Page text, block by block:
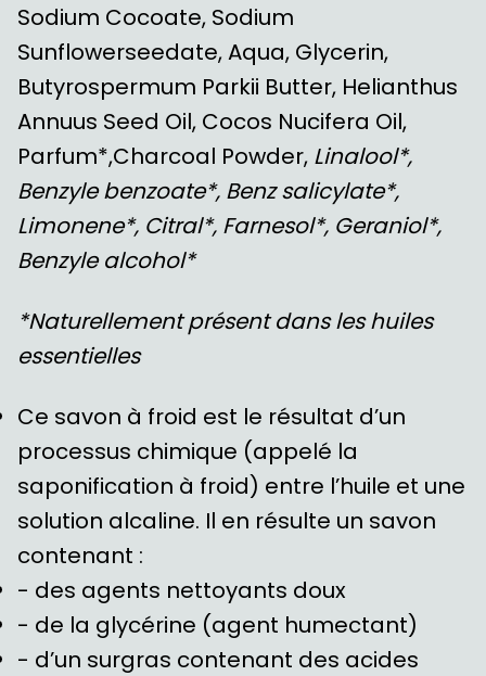
Sodium Cocoate, Sodium
Sunflowerseedate, Aqua, Glycerin,
Butyrospermum Parkii Butter, Helianthus
Annuus Seed Oil, Cocos Nucifera Oil,
Parfum*,Charcoal Powder, Linalool*,
Benzyle benzoate*, Benz salicylate*,
Limonene*, Citral*, Farnesol*, Geraniol*,
Benzyle alcohol*
*Naturellement présent dans les huiles
essentielles
Ce savon à froid est le résultat d’un
processus chimique (appelé la
saponification à froid) entre l’huile et une
solution alcaline. Il en résulte un savon
contenant :
- des agents nettoyants doux
- de la glycérine (agent humectant)
- d’un surgras contenant des acides